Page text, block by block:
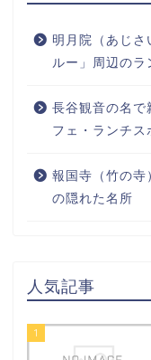
明月院（あじ
ルー」周辺の
長谷観音の名で
フェ・ランチス
報国寺（竹の
の隠れた名所
人気記事
1